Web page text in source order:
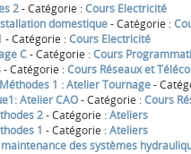
2- Catégorie :Cours Electricité
domestique- Catégorie :
- Catégorie :Cours Electricité
C- Catégorie :Cours
- Catégorie :Cours Réseaux et
1 : Atelier Tournage-
Atelier CAO- Catégorie :Cours
2- Catégorie :Ateliers
1 - Catégorie :Ateliers
des systèmes